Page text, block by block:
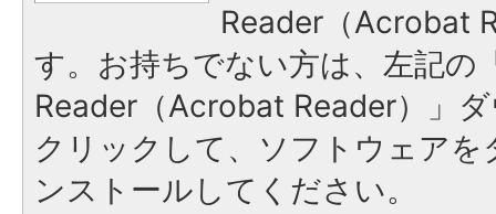
Reader（Acrobat
す。お持ちでない方は、左記の
Reader（Acrobat Reader）」
クリックして、ソフトウェア
ンストールしてください。